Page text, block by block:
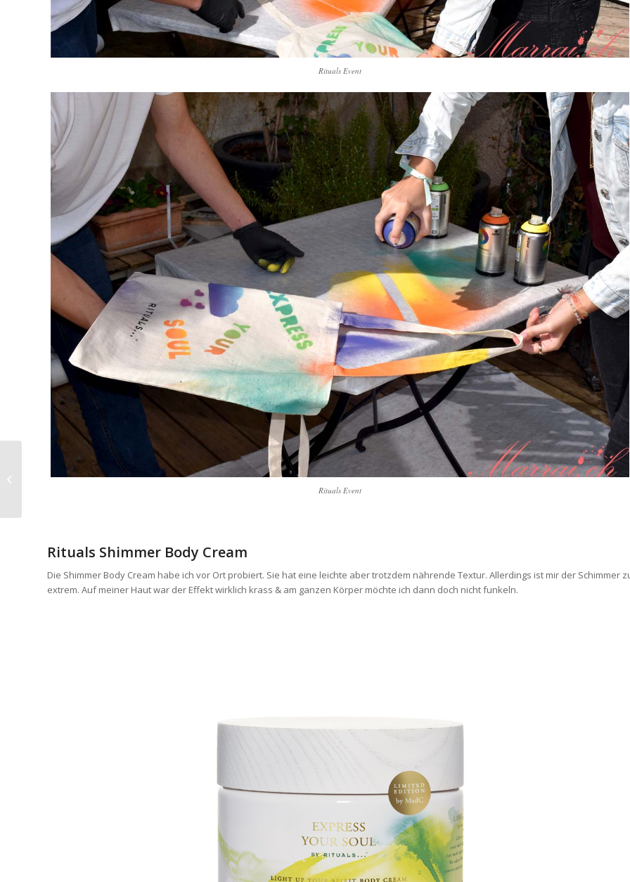
Rituals Event
Rituals Event
Rituals Shimmer Body Cream
Die Shimmer Body Cream habe ich vor Ort probiert. Sie hat eine leichte aber trotzdem nährende Textur. Allerdings ist mir der Schimmer
extrem. Auf meiner Haut war der Effekt wirklich krass & am ganzen Körper möchte ich dann doch nicht funkeln.